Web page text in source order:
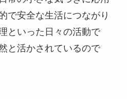
で安全な生活につながり
といった日々の活動で
と活かされているので